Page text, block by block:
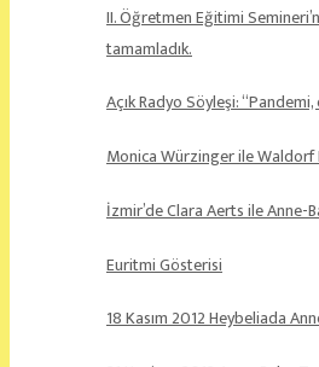
II. Öğretmen Eğitimi
tamamladık.
Açık Radyo Söyleşi:
Monica Würzinger ile
İzmir’de Clara Aerts ile Anne-
Euritmi Gösterisi
18 Kasım 2012 Heybeliada